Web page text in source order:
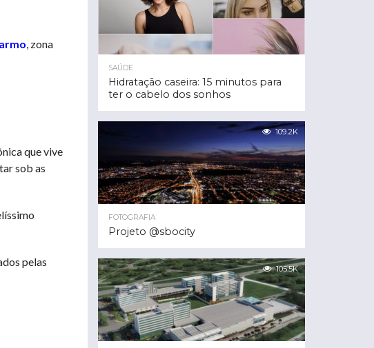
, zona
que vive
sob as
pelas
SAÚDE
Hidratação caseira: 15 minutos para
ter o cabelo dos sonhos
109.2K
FOTOGRAFIA
Projeto @sbocity
105.5K